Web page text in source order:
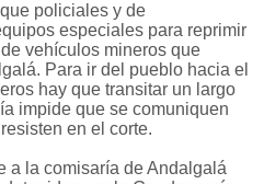
policiales y de
especiales para reprimir
vehículos mineros que
Para ir del pueblo hacia el
hay que transitar un largo
impide que se comuniquen
en el corte.
a la comisaría de Andalgalá